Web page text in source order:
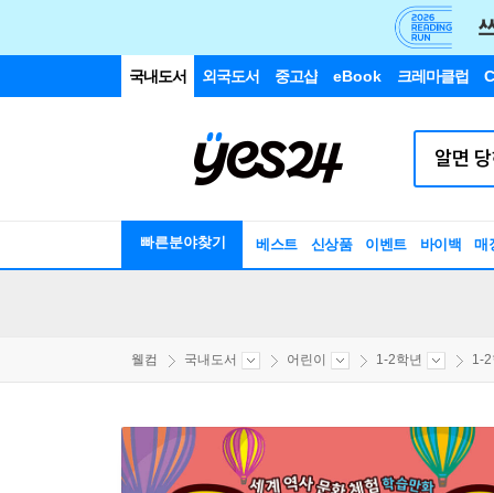
국내도서 외국도서 중고샵 eBook 크레마클럽
빠른분야찾기 베스트 신상품 이벤트 바이백 매
웰컴 국내도서 어린이 1-2학년 1-